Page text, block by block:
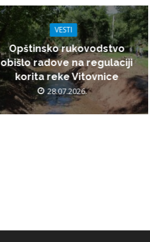
VESTI
Opštinsko rukovodstvo
obišlo radove na regulaciji
korita reke Vitovnice
28.07.2026.